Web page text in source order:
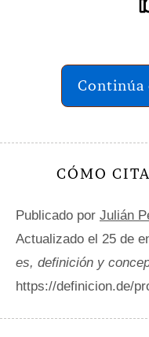
Continúa
CÓMO
Publicado por Julián
Actualizado el 25 de
es, definición y
https://definicion.de/